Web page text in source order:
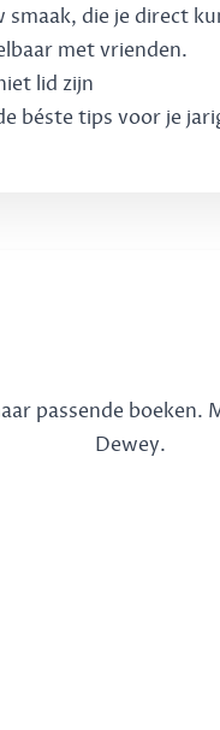
smaak, die je direct
met vrienden.
lid zijn
béste tips voor je
passende boeken.
Dewey.